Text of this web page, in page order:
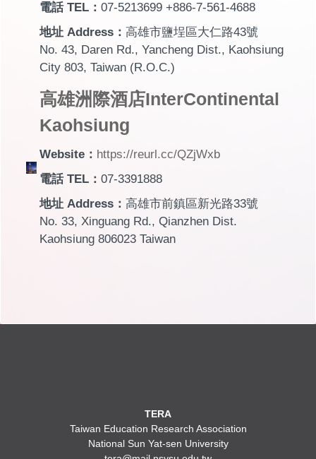
電話 TEL：07-5213699 +886-7-561-4688
地址 Address： 高雄市鹽埕區大仁路43號
No. 43, Daren Rd., Yancheng Dist., Kaohsiung
City 803, Taiwan (R.O.C.)
高雄洲際酒店InterContinental
Kaohsiung
Website： https://reurl.cc/QZjWxb
電話 TEL：07-3391888
地址 Address： 高雄市前鎮區新光路33號
No. 33, Xinguang Rd., Qianzhen Dist.
Kaohsiung 806023 Taiwan
TERA
Taiwan Education Research Association
National Sun Yat-sen University